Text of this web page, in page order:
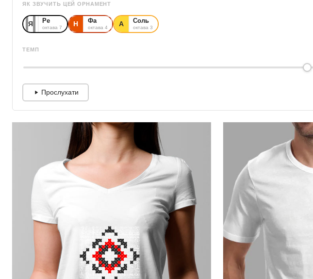
ЯК ЗВУЧИТЬ ЦЕЙ ОРНАМЕНТ
Я Ре
октава 7 Н Фа
октава 4 А Соль
октава 3
ТЕМП
Прослухати